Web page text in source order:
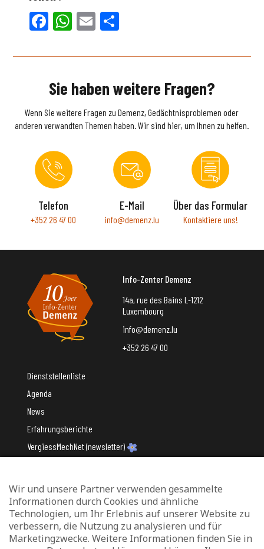
Facebook
WhatsApp
Email
Sie haben weitere Fragen?
Wenn Sie weitere Fragen zu Demenz, Gedächtnisproblemen oder
anderen verwandten Themen haben. Wir sind hier, um Ihnen zu helfen.
Telefon
+352 26 47 00
E-Mail
info@demenz.lu
Über das Formular
Kontaktiere uns!
Info-Zenter Demenz
14a, rue des Bains L-1212
Luxembourg
info@demenz.lu
+352 26 47 00
Dienststellenliste
Agenda
News
Erfahrungsberichte
VergiessMechNet (newsletter)
Mit Unterstützung des
Wir und unsere Partner verwenden gesammelte
Informationen durch Cookies und ähnliche
Technologien, um Ihr Erlebnis auf unserer Website zu
verbessern, die Nutzung zu analysieren und für
Marketingzwecke. Weitere Informationen finden Sie in